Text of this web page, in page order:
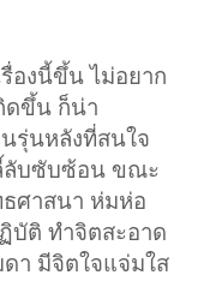
องนี้ขึ้น ไม่อยาก
ดขึ้น ก็น่า
รุ่นหลังที่สนใจ
ลับซับซ้อน ขณะ
ศาสนา ห่มห่อ
บัติ ทำจิตสะอาด
า มีจิตใจแจ่มใส